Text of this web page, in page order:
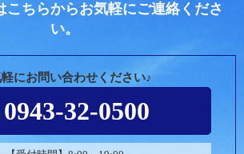
こちらからお気軽にご連絡くださ
い。
にお問い合わせください♪
0943-32-0500